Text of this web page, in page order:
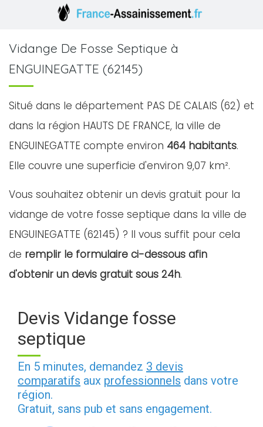
Vidange De Fosse Septique à
ENGUINEGATTE (62145)
Situé dans le département PAS DE CALAIS (62) et
dans la région HAUTS DE FRANCE, la ville de
ENGUINEGATTE compte environ 464 habitants.
Elle couvre une superficie d'environ 9,07 km².
Vous souhaitez obtenir un devis gratuit pour la
vidange de votre fosse septique dans la ville de
ENGUINEGATTE (62145) ? Il vous suffit pour cela
de remplir le formulaire ci-dessous afin
d'obtenir un devis gratuit sous 24h.
Devis Vidange fosse
septique
En 5 minutes, demandez 3 devis
comparatifs aux professionnels dans votre
région.
Gratuit, sans pub et sans engagement.